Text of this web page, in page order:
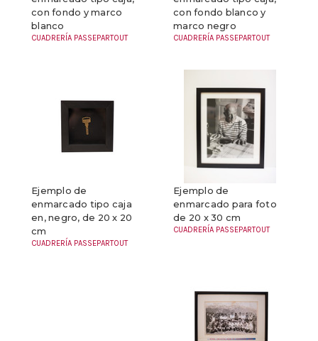
con fondo y marco
blanco
CUADRERÍA PASSEPARTOUT
con fondo blanco y
marco negro
CUADRERÍA PASSEPARTOUT
Ejemplo de
enmarcado tipo caja
en, negro, de 20 x 20
cm
CUADRERÍA PASSEPARTOUT
Ejemplo de
enmarcado para foto
de 20 x 30 cm
CUADRERÍA PASSEPARTOUT